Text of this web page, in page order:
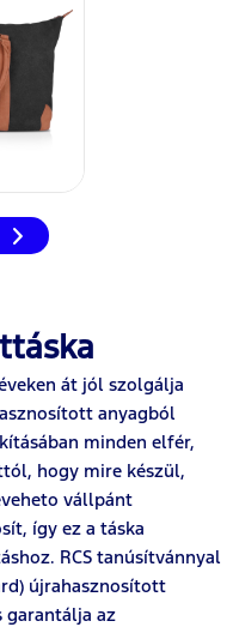
át jól szolgálja
anyagból
minden elfér,
hogy mire készül,
vállpánt
így ez a táska
RCS tanúsítvánnyal
újrahasznosított
garantálja az